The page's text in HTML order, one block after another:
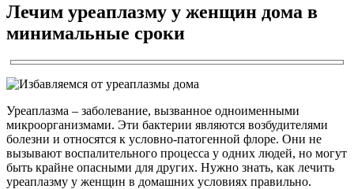
Лечим уреаплазму у женщин дома в
минимальные сроки
Уреаплазма – заболевание, вызванное одноименными
микроорганизмами. Эти бактерии являются возбудителями
болезни и относятся к условно-патогенной флоре. Они не
вызывают воспалительного процесса у одних людей, но могут
быть крайне опасными для других. Нужно знать, как лечить
уреаплазму у женщин в домашних условиях правильно.